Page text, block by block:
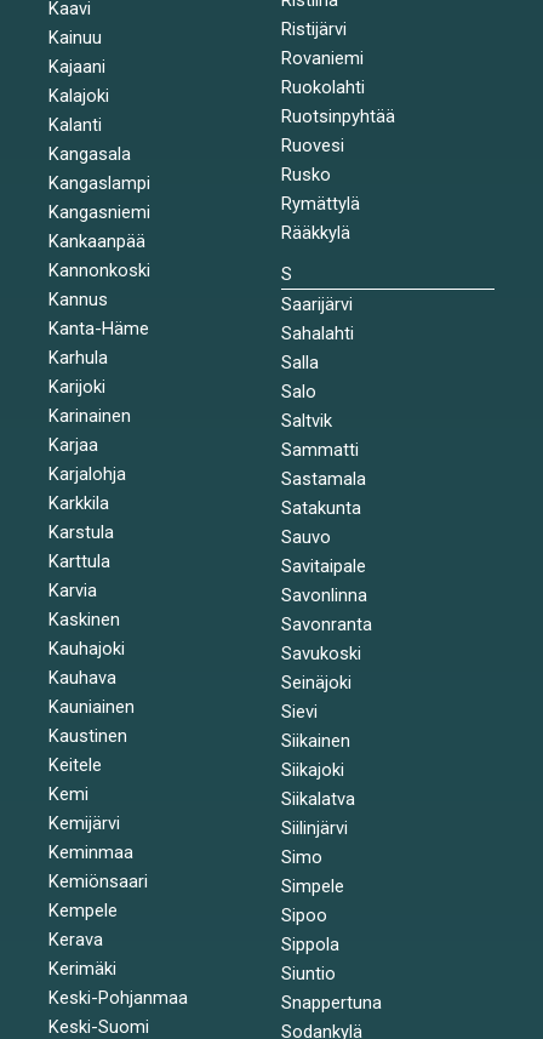
Kaavi
Kainuu
Kajaani
Kalajoki
Kalanti
Kangasala
Kangaslampi
Kangasniemi
Kankaanpää
Kannonkoski
Kannus
Kanta-Häme
Karhula
Karijoki
Karinainen
Karjaa
Karjalohja
Karkkila
Karstula
Karttula
Karvia
Kaskinen
Kauhajoki
Kauhava
Kauniainen
Kaustinen
Keitele
Kemi
Kemijärvi
Keminmaa
Kemiönsaari
Kempele
Kerava
Kerimäki
Keski-Pohjanmaa
Keski-Suomi
Ristijärvi
Rovaniemi
Ruokolahti
Ruotsinpyhtää
Ruovesi
Rusko
Rymättylä
Rääkkylä
S
Saarijärvi
Sahalahti
Salla
Salo
Saltvik
Sammatti
Sastamala
Satakunta
Sauvo
Savitaipale
Savonlinna
Savonranta
Savukoski
Seinäjoki
Sievi
Siikainen
Siikajoki
Siikalatva
Siilinjärvi
Simo
Simpele
Sipoo
Sippola
Siuntio
Snappertuna
Sodankylä